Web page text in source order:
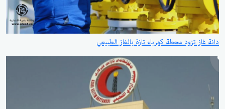
دانة غاز تزود محطة كهرباء تازة بالغاز الطبيعي